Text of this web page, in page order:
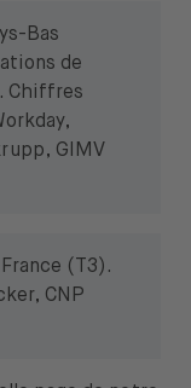
Bas
de
Chiffres
GIMV
(T3).
CNP